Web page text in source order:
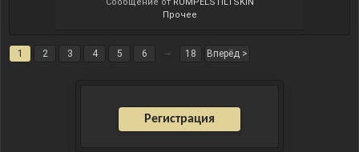
Прочее
1 2 3 4 5 6 → 18 Вперёд >
Регистрация